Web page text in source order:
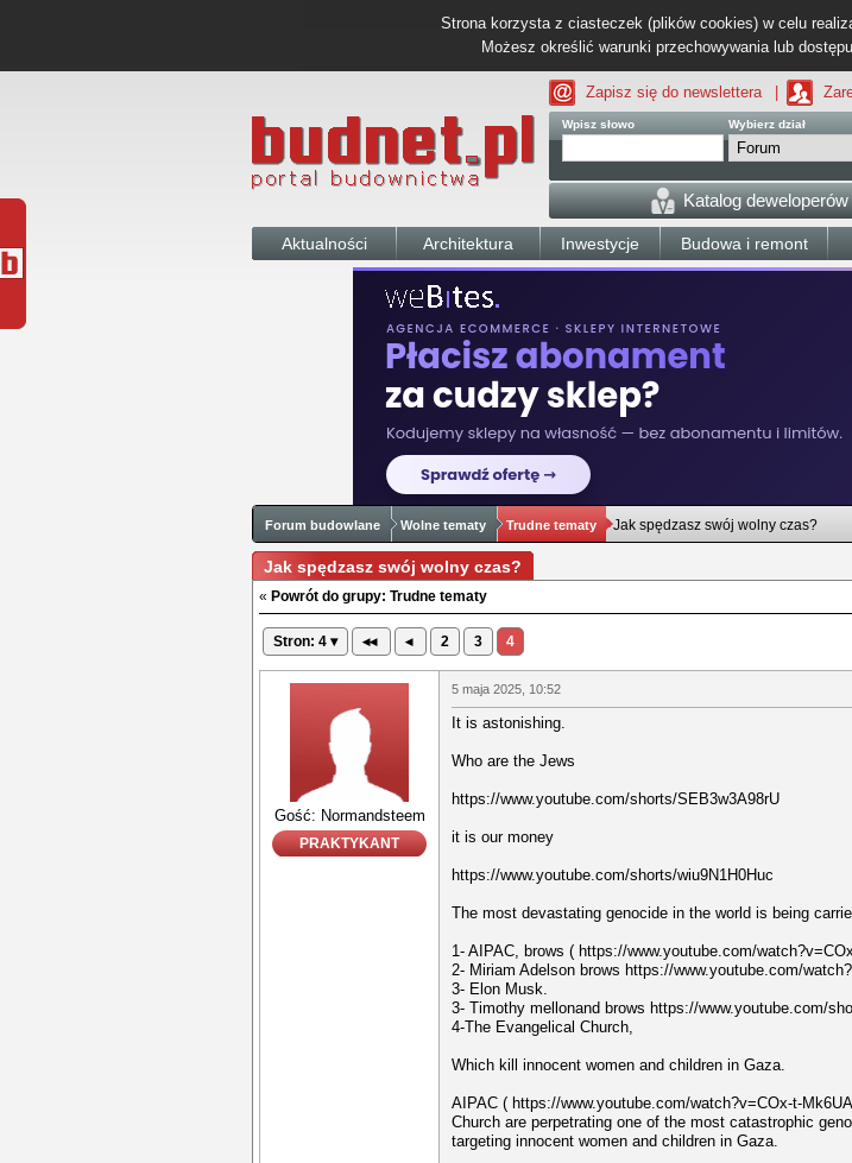
Strona korzysta z ciasteczek (plików cookies) w celu
Możesz określić warunki przechowywania lub
Zapisz się do newslettera
Wpisz słowo Wybierz dział
Katalog deweloperów
Aktualności Architektura Inwestycje Budowa i remont
Forum budowlane Wolne tematy Trudne tematy Jak spędzasz swój wolny czas?
Jak spędzasz swój wolny czas?
« Powrót do grupy: Trudne tematy
Stron: 4 ▾ ◂◂ ◂ 2 3 4
Gość: Normandsteem
PRAKTYKANT
5 maja 2025, 10:52
It is astonishing.
Who are the Jews
https://www.youtube.com/shorts/SEB3w3A98rU
it is our money
https://www.youtube.com/shorts/wiu9N1H0Huc
The most devastating genocide in the world is being
1- AIPAC, brows ( https://www.youtube.com/
2- Miriam Adelson brows https://www.youtube.com/
3- Elon Musk.
3- Timothy mellonand brows https://www.youtube.com/
4-The Evangelical Church,
Which kill innocent women and children in Gaza.
AIPAC ( https://www.youtube.com/watch?v=COx-t-
Church are perpetrating one of the most catastrophic
targeting innocent women and children in Gaza.